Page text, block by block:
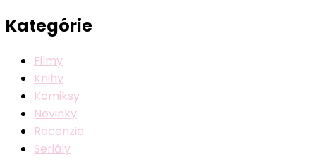
Kategórie
Filmy
Knihy
Komiksy
Novinky
Recenzie
Seriály